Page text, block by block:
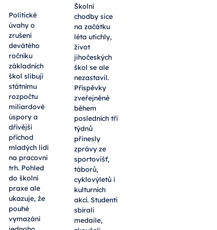
Politické
úvahy o
zrušení
devátého
ročníku
základních
škol slibují
státnímu
rozpočtu
miliardové
úspory a
dřívější
příchod
mladých lidí
na pracovní
trh. Pohled
do školní
praxe ale
ukazuje, že
pouhé
vymazání
Školní
chodby sice
na začátku
léta utichly,
život
jihočeských
škol se ale
nezastavil.
Příspěvky
zveřejněné
během
posledních tří
týdnů
přinesly
zprávy ze
sportovišť,
táborů,
cyklovýletů i
kulturních
akcí. Studenti
sbírali
medaile,